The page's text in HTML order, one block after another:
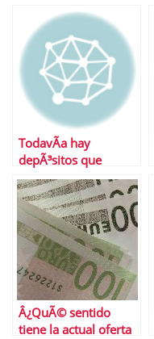
TodavÃ­a hay
depÃ³sitos que
desafÃ­an al Banco de
EspaÃ±a Â¿CuÃ¡les?
Â¿QuÃ© sentido
tiene la actual oferta